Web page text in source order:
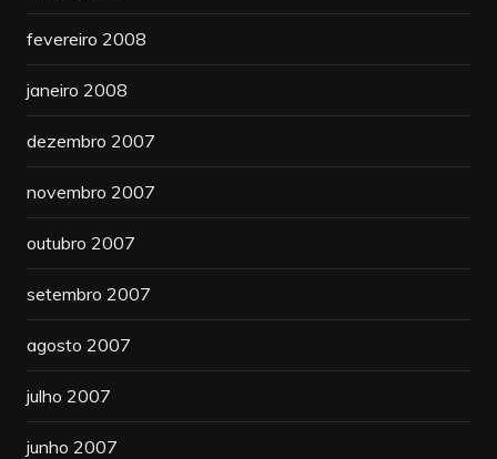
fevereiro 2008
janeiro 2008
dezembro 2007
novembro 2007
outubro 2007
setembro 2007
agosto 2007
julho 2007
junho 2007